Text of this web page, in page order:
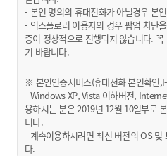
- 본인 명의의 휴대전화가 아닐경우 본
- 익스플로러 이용자의 경우 팝업 차단
증이 정상적으로 진행되지 않습니다.
기 바랍니다.
※ 본인인증서비스(휴대전화 본인확인
- Windows XP, Vista 이하버전,
용하시는 분은 2019년 12월 10일부로
니다.
- 계속이용하시려면 최신 버전의 OS
다.